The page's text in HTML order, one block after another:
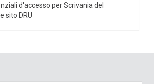
d'accesso per Scrivania del
sito DRU